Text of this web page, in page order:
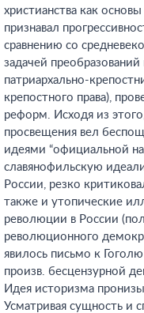
христианства как
признавал
сравнению со
задачей
патриархально-
крепостного права),
реформ. Исходя из
просвещения вел
идеями “официальной
славянофильскую
России, резко
также и утопические
революции в России
революционного
явилось письмо к
произв. бесцензурной
Идея историзма
Усматривая сущность и